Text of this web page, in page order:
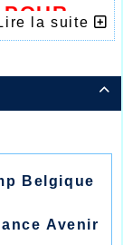

Belgique
Avenir
la suite